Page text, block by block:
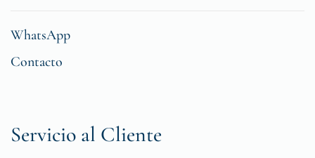
WhatsApp
Contacto
Servicio al Cliente